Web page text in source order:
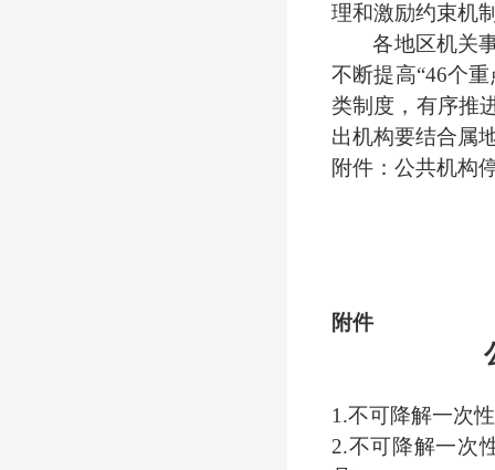
理和激励约束机
各地区机关
不断提高“46个
类制度，有序推
出机构要结合属
附件：公共机构
附件
1.不可降解一次
2.不可降解一次